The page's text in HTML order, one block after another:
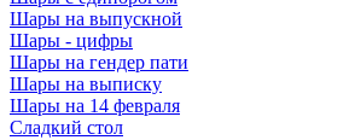
Шары на выпускной
Шары - цифры
Шары на гендер пати
Шары на выписку
Шары на 14 февраля
Сладкий стол